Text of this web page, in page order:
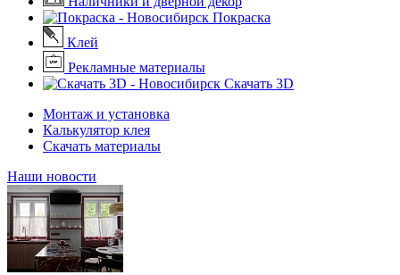
Покраска
Клей
Рекламные материалы
Скачать 3D
Монтаж и установка
Калькулятор клея
Скачать материалы
Наши новости